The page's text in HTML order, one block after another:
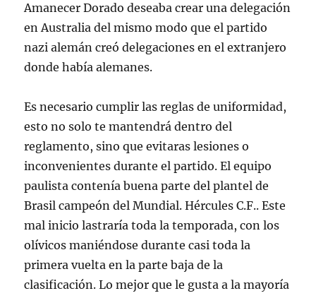
Amanecer Dorado deseaba crear una delegación
en Australia del mismo modo que el partido
nazi alemán creó delegaciones en el extranjero
donde había alemanes.
Es necesario cumplir las reglas de uniformidad,
esto no solo te mantendrá dentro del
reglamento, sino que evitaras lesiones o
inconvenientes durante el partido. El equipo
paulista contenía buena parte del plantel de
Brasil campeón del Mundial. Hércules C.F.. Este
mal inicio lastraría toda la temporada, con los
olívicos maniéndose durante casi toda la
primera vuelta en la parte baja de la
clasificación. Lo mejor que le gusta a la mayoría